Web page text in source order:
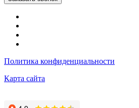
Политика конфиденциальности
Карта сайта